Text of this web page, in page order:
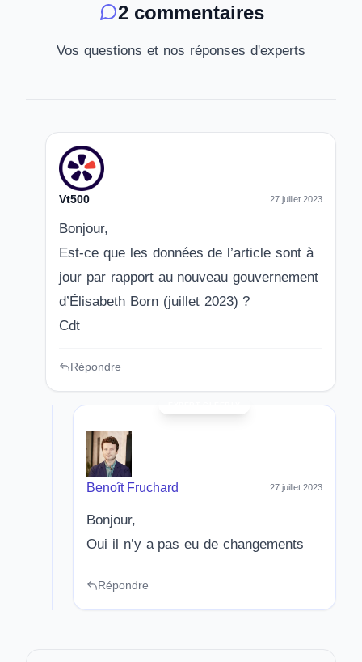
2 commentaires
Vos questions et nos réponses d'experts
Vt500 27 juillet 2023
Bonjour,
Est-ce que les données de l’article sont à
jour par rapport au nouveau gouvernement
d’Élisabeth Born (juillet 2023) ?
Cdt
Répondre
Benoît Fruchard 27 juillet 2023
Bonjour,
Oui il n’y a pas eu de changements
Répondre